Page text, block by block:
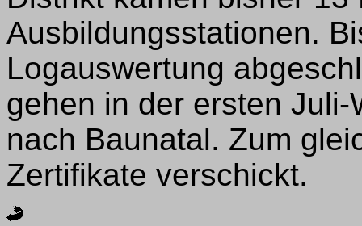
Ausbildungsstationen.
Logauswertung
gehen in der ersten
nach Baunatal. Zum
Zertifikate verschickt.